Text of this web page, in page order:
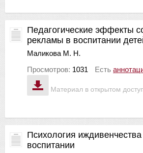
Материал в открытом
Педагогические эффекты
рекламы в воспитании
Маликова М. Н.
Просмотров: 1031 Есть
Психология
воспитании